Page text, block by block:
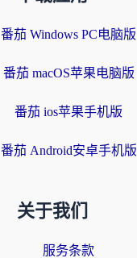
番茄 Windows PC电脑版
番茄 macOS苹果电脑版
番茄 ios苹果手机版
番茄 Android安卓手机版
关于我们
服务条款